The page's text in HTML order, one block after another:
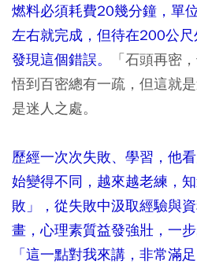
燃料必須耗費20幾分鐘，單
左右就完成，但待在200公
發現這個錯誤。
「石頭再密
悟到百密總有一疏，但這就
是迷人之處。
歷經一次次失敗、學習，他
始變得不同，越來越老練，
敗」，從失敗中汲取經驗與
畫，心理素質益發強壯，一
「這一點對我來講，非常滿足